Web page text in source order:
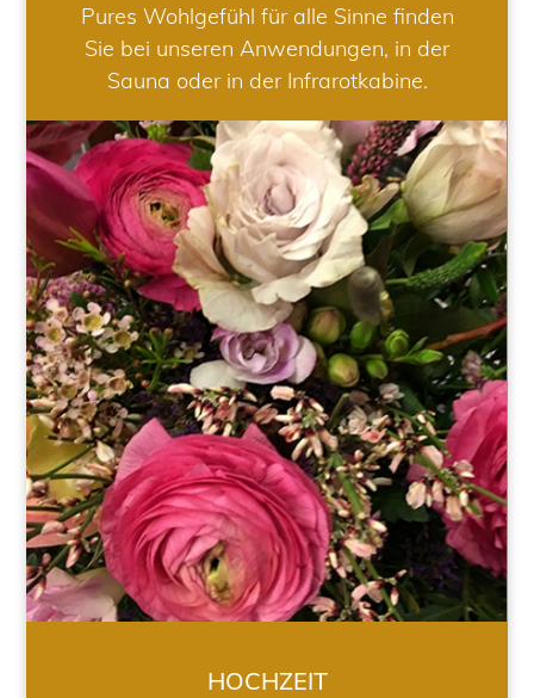
Pures Wohlgefühl für alle Sinne finden
Sie bei unseren Anwendungen, in der
Sauna oder in der Infrarotkabine.
HOCHZEIT
HOCHZEIT